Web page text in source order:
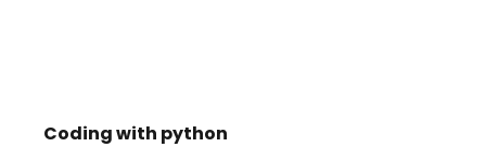
Coding with python